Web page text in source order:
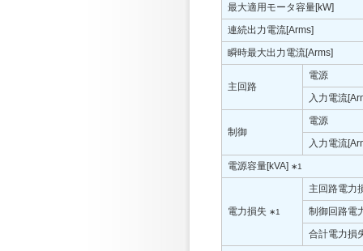
最大適用モータ容量[kW]
連続出力電流[Arms]
瞬時最大出力電流[Arms]
主回路
電源
入力電流
制御
電源
入力電流
電源容量[kVA] ∗1
電力損失 ∗1
主回路電力
制御回路電
合計電力損